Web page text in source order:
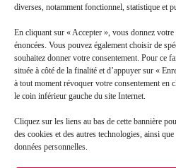
diverses, notamment fonctionnel, statistique et
En cliquant sur « Accepter », vous donnez
énoncées. Vous pouvez également choisir de
souhaitez donner votre consentement. Pour ce
située à côté de la finalité et d’appuyer sur «
à tout moment révoquer votre consentement en
le coin inférieur gauche du site Internet.
Cliquez sur les liens au bas de cette bannière
des cookies et des autres technologies, ainsi
données personnelles.
RGPDJ’accepte que mes données
avec la politique de
Lapolitique de confidentialité
d’utilisations’appliquent.